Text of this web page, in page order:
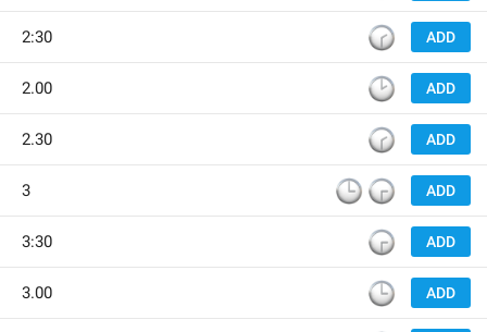
ADD
🕝
2:30
ADD
🕑
2.00
ADD
🕝
2.30
ADD
🕒
🕞
3
ADD
🕞
3:30
ADD
🕒
3.00